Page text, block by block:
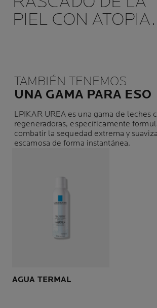
PIEL CON ATOPIA.
TAMBIÉN TENEMOS
UNA GAMA PARA ESO
LPIKAR UREA es una gama de leches
regeneradoras, específicamente
combatir la sequedad extrema y
escamosa de forma instantánea.
AGUA TERMAL